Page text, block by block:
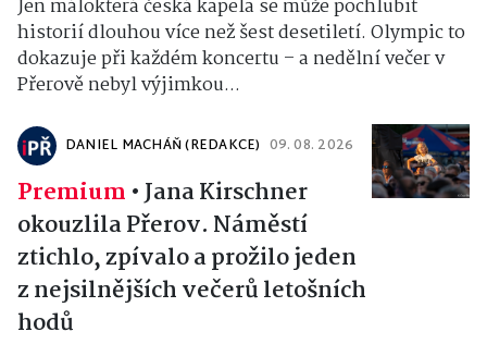
Jen málokterá česká kapela se může pochlubit
historií dlouhou více než šest desetiletí. Olympic to
dokazuje při každém koncertu – a nedělní večer v
Přerově nebyl výjimkou...
DANIEL MACHÁŇ (REDAKCE) 09. 08. 2026
Premium •Jana Kirschner
okouzlila Přerov. Náměstí
ztichlo, zpívalo a prožilo jeden
z nejsilnějších večerů letošních
hodů